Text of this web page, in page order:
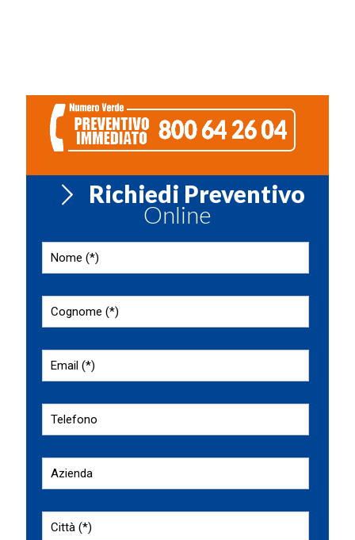
Richiedi Preventivo
Online